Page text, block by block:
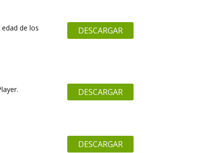
DESCARGAR
de los
DESCARGAR
DESCARGAR